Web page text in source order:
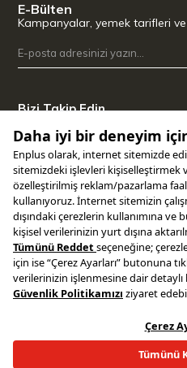
E-Bülten
Kampanyalar, yemek tarifleri
Bizi Takip Edin
Uygulamamızı İndirin
Copyright © 2025